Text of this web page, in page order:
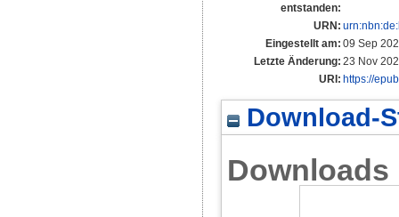
entstanden:
URN:
Eingestellt am: 09 Sep
Letzte Änderung: 23 Nov
URI: https://
Download-
Downloads